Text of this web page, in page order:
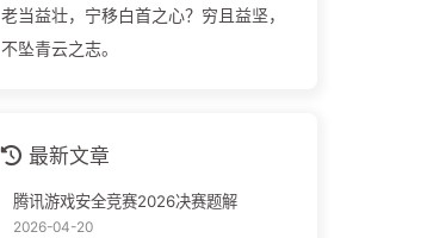
老当益壮，宁移白首之心？穷且益坚，
不坠青云之志。
最新文章
腾讯游戏安全竞赛2026决赛题解
2026-04-20